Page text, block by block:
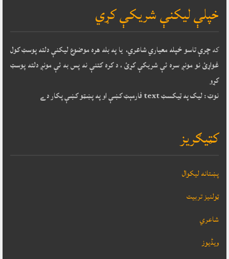
خپلې ليکنې شريکې کړي
کهچرې تاسو خپله معياري شاعري، يا په بله هره موضوع ليکنې دلته پوسټ کول
غواړئ نو مونږ سره ئې شريکې کړئ ، د کره کتنې نه پس به ئې مونږ دلته پوسټ
کړو
نوټ : ليک په ټيکسټ text فارمېټ کښې او په پښټو کښې پکار دے
کټيګريز
پښتانه ليکوال
ټولنيز تربيت
شاعري
ویڈیوز